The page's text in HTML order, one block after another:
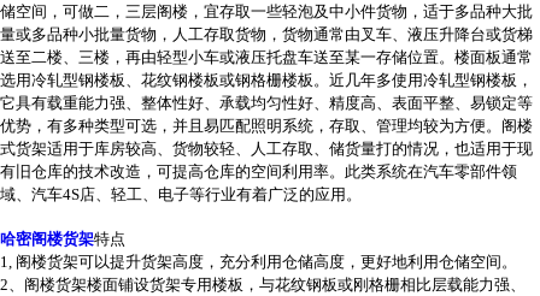
储空间，可做二，三层阁楼，宜存取一些轻泡及中小件货物，适于多品种大批
量或多品种小批量货物，人工存取货物，货物通常由叉车、液压升降台或货梯
送至二楼、三楼，再由轻型小车或液压托盘车送至某一存储位置。楼面板通常
选用冷轧型钢楼板、花纹钢楼板或钢格栅楼板。近几年多使用冷轧型钢楼板，
它具有载重能力强、整体性好、承载均匀性好、精度高、表面平整、易锁定等
优势，有多种类型可选，并且易匹配照明系统，存取、管理均较为方便。阁楼
式货架适用于库房较高、货物较轻、人工存取、储货量打的情况，也适用于现
有旧仓库的技术改造，可提高仓库的空间利用率。此类系统在汽车零部件领
域、汽车4S店、轻工、电子等行业有着广泛的应用。
哈密阁楼货架特点
1, 阁楼货架可以提升货架高度，充分利用仓储高度，更好地利用仓储空间。
2、阁楼货架楼面铺设货架专用楼板，与花纹钢板或刚格栅相比层载能力强、